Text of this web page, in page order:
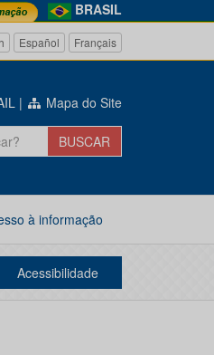
BRASIL
Español Français
| Mapa do Site
à informação
Acessibilidade